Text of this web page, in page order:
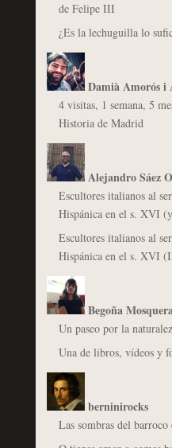
de Felipe III
¿Es la lechuguilla lo
Damià Amorós i
4 visitas, 1 semana, 5
Historia de Madrid
Alejandro Sáez
Escultores italianos al
Hispánica en el s. XVI
Escultores italianos al
Hispánica en el s. XVI
Begoña
Un paseo por la
Una de libros, vídeos y
berninirocks
Las sombras del barroco